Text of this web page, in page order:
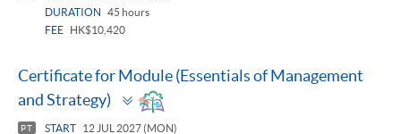
DURATION
45 hours
FEE
HK$10,420
Certificate for Module (Essentials of Management
and Strategy)
Toggle
panel
PT START
12 JUL 2027 (MON)